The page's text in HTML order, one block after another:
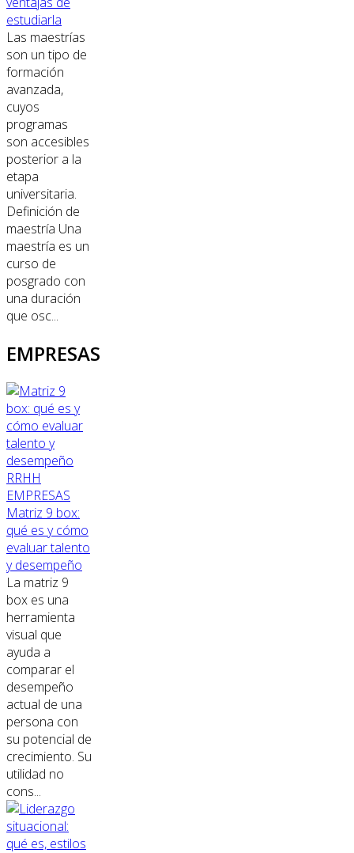
estudiarla
Las maestrías
son un tipo de
formación
avanzada,
cuyos
programas
son accesibles
posterior a la
etapa
universitaria.
Definición de
maestría Una
maestría es un
curso de
posgrado con
una duración
que osc...
EMPRESAS
RRHH
EMPRESAS
Matriz 9 box:
qué es y cómo
evaluar talento
y desempeño
La matriz 9
box es una
herramienta
visual que
ayuda a
comparar el
desempeño
actual de una
persona con
su potencial de
crecimiento. Su
utilidad no
cons...